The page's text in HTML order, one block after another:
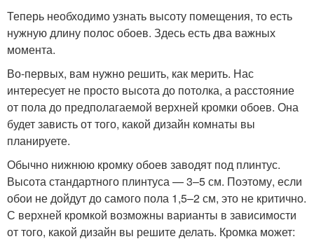
Теперь необходимо узнать высоту помещения, то есть
нужную длину полос обоев. Здесь есть два важных
момента.
Во-первых, вам нужно решить, как мерить. Нас
интересует не просто высота до потолка, а расстояние
от пола до предполагаемой верхней кромки обоев. Она
будет зависть от того, какой дизайн комнаты вы
планируете.
Обычно нижнюю кромку обоев заводят под плинтус.
Высота стандартного плинтуса — 3–5 см. Поэтому, если
обои не дойдут до самого пола 1,5–2 см, это не критично.
С верхней кромкой возможны варианты в зависимости
от того, какой дизайн вы решите делать. Кромка может: